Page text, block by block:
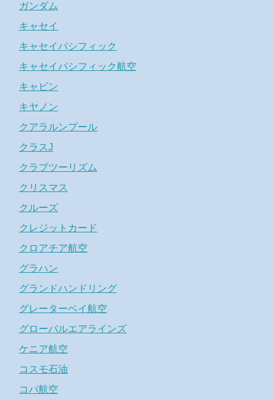
ガンダム
キャセイ
キャセイパシフィック
キャセイパシフィック航空
キャビン
キヤノン
クアラルンプール
クラスJ
クラブツーリズム
クリスマス
クルーズ
クレジットカード
クロアチア航空
グラハン
グランドハンドリング
グレーターベイ航空
グローバルエアラインズ
ケニア航空
コスモ石油
コパ航空